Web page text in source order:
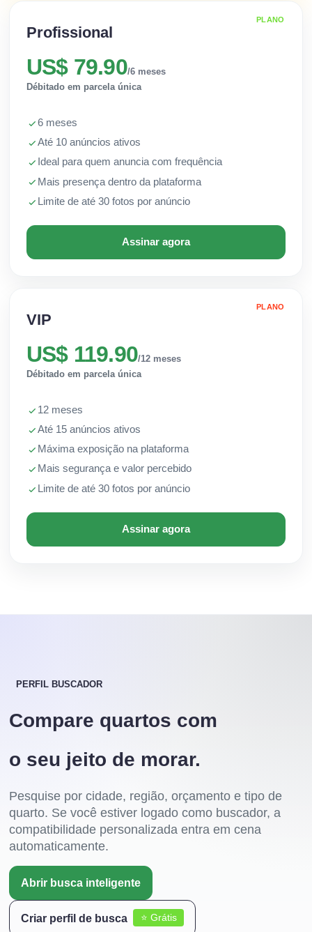
PLANO
Profissional
US$ 79.90/6 meses
Débitado em parcela única
6 meses
Até 10 anúncios ativos
Ideal para quem anuncia com frequência
Mais presença dentro da plataforma
Limite de até 30 fotos por anúncio
Assinar agora
PLANO
VIP
US$ 119.90/12 meses
Débitado em parcela única
12 meses
Até 15 anúncios ativos
Máxima exposição na plataforma
Mais segurança e valor percebido
Limite de até 30 fotos por anúncio
Assinar agora
PERFIL BUSCADOR
Compare quartos com
o seu jeito de morar.
Pesquise por cidade, região, orçamento e tipo de
quarto. Se você estiver logado como buscador, a
compatibilidade personalizada entra em cena
automaticamente.
Abrir busca inteligente
Criar perfil de busca ⭐ Grátis